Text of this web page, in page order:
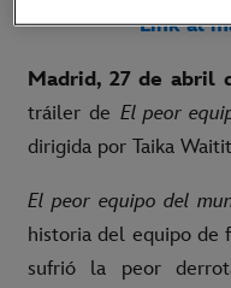
Link al
Madrid, 27 de abril
tráiler de El peor
dirigida por Taika
El peor equipo del
historia del equipo de
sufrió la peor